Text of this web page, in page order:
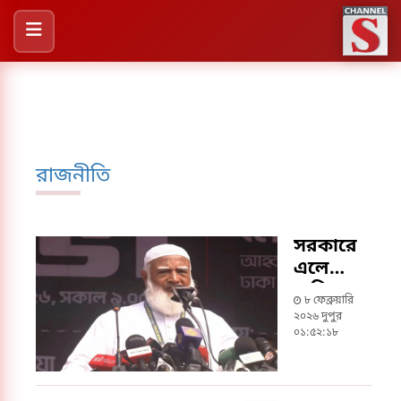
রাজনীতি
সরকারে
এলে
নাহিদ
ইসলাম
মন্ত্রী হবে:
আমির
৮ ফেব্রুয়ারি
২০২৬ দুপুর
০১:৫২:১৮